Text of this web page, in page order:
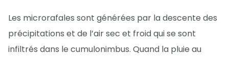
Les microrafales sont générées par la descente des
précipitations et de l’air sec et froid qui se sont
infiltrés dans le cumulonimbus. Quand la pluie au